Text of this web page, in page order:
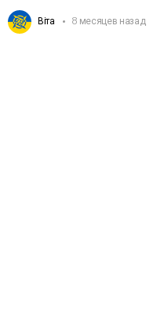
Віта 8 месяцев назад